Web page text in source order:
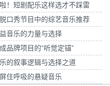
(2)
(2)
(2)
(2)
为欧莱雅-YSL LIBRE「自由之水」
传项目提供音乐版权
！短剧配乐这样选才不踩雷
口秀节目中的综艺音乐推荐
音乐的力量与选择
品牌项目的“听觉定锚”
的叙事逻辑与选择之道
住呼吸的悬疑音乐